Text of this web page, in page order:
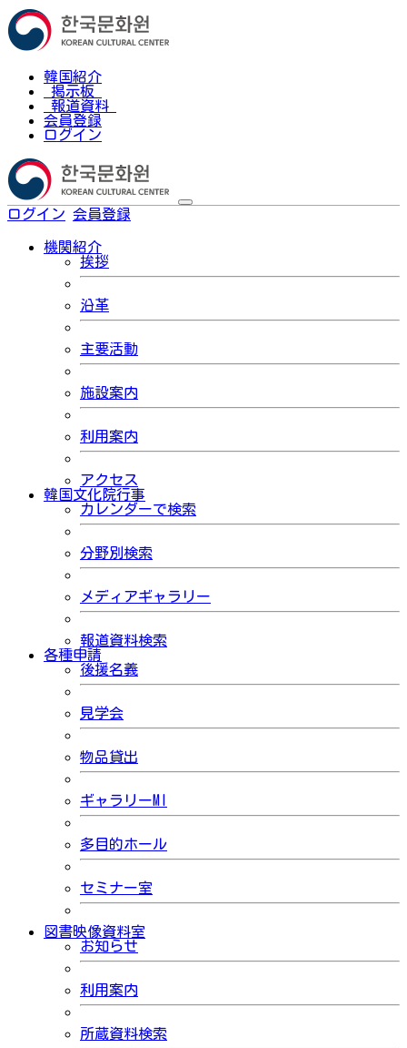
韓国紹介
掲示板
報道資料
会員登録
ログイン
ログイン 会員登録
機関紹介
挨拶
沿革
主要活動
施設案内
利用案内
アクセス
韓国文化院行事
カレンダーで検索
分野別検索
メディアギャラリー
報道資料検索
各種申請
後援名義
見学会
物品貸出
ギャラリーMI
多目的ホール
セミナー室
図書映像資料室
お知らせ
利用案内
所蔵資料検索